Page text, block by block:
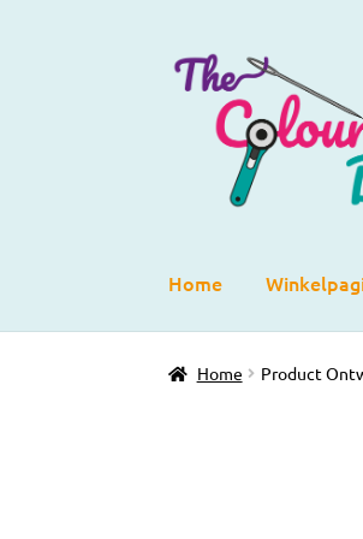
Ga
door
navigatie
Ga
direct
Home
Home Product